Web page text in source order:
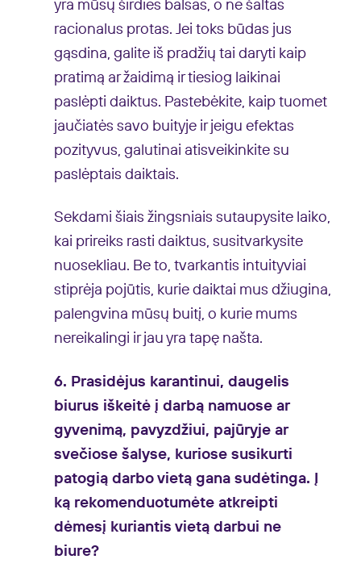
yra mūsų širdies balsas, o ne šaltas
racionalus protas. Jei toks būdas jus
gąsdina, galite iš pradžių tai daryti kaip
pratimą ar žaidimą ir tiesiog laikinai
paslėpti daiktus. Pastebėkite, kaip tuomet
jaučiatės savo buityje ir jeigu efektas
pozityvus, galutinai atisveikinkite su
paslėptais daiktais.
Sekdami šiais žingsniais sutaupysite laiko,
kai prireiks rasti daiktus, susitvarkysite
nuosekliau. Be to, tvarkantis intuityviai
stiprėja pojūtis, kurie daiktai mus džiugina,
palengvina mūsų buitį, o kurie mums
nereikalingi ir jau yra tapę našta.
6. Prasidėjus karantinui, daugelis
biurus iškeitė į darbą namuose ar
gyvenimą, pavyzdžiui, pajūryje ar
svečiose šalyse, kuriose susikurti
patogią darbo vietą gana sudėtinga. Į
ką rekomenduotumėte atkreipti
dėmesį kuriantis vietą darbui ne
biure?